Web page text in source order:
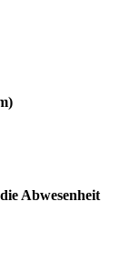
Abwesenheit